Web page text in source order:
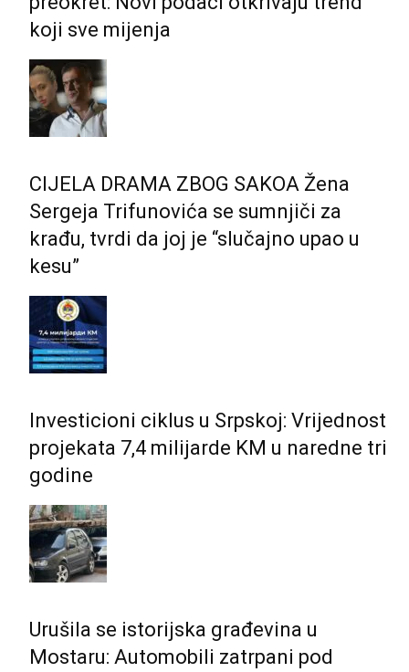
koji sve mijenja
CIJELA DRAMA ZBOG SAKOA Žena
Sergeja Trifunovića se sumnjiči za
krađu, tvrdi da joj je “slučajno upao u
kesu”
Investicioni ciklus u Srpskoj: Vrijednost
projekata 7,4 milijarde KM u naredne tri
godine
Urušila se istorijska građevina u
Mostaru: Automobili zatrpani pod